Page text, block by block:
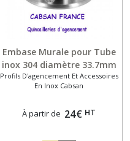
Embase Murale pour Tube
inox 304 diamètre 33.7mm
Profils D'agencement Et Accessoires
En Inox Cabsan
À partir de 24€ HT